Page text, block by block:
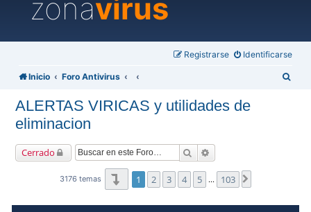
zonavirus
Identificarse
Registrarse
Inicio Foro Antivirus
ALERTAS VIRICAS y utilidades de
eliminacion
Cerrado Buscar
3176 temas Página1de103
1 2 3 4 5 … 103